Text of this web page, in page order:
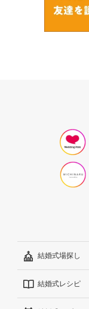
結婚式場探し
エリアから探す
結婚式レシピ